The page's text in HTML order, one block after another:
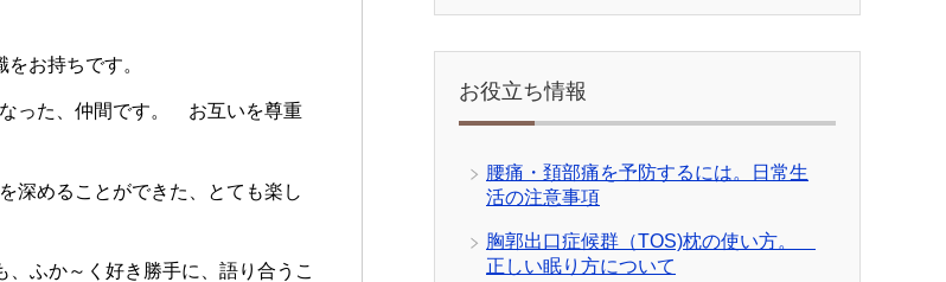
お持ちです。
った、仲間です。 お互いを尊重
深めることができた、とても楽し
ふか～く好き勝手に、語り合うこ
お役立ち情報
腰痛・頚部痛を予防するには。日常生
活の注意事項
胸郭出口症候群（TOS)枕の使い方。
正しい眠り方について